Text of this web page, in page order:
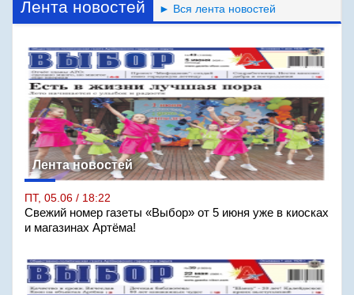
Лента новостей ► Вся лента новостей
Лента новостей
ПТ, 05.06 / 18:22
Свежий номер газеты «Выбор» от 5 июня уже в киосках
и магазинах Артёма!